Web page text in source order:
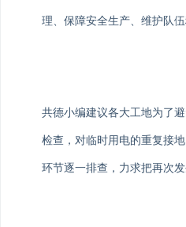
理、保障安全生产、维护队
共德小编建议各大工地为了
检查，对临时用电的重复接
环节逐一排查，力求把再次